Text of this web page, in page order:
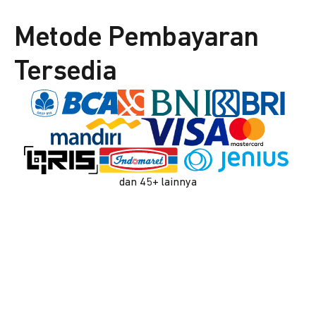
Metode Pembayaran
Tersedia
dan 45+ lainnya